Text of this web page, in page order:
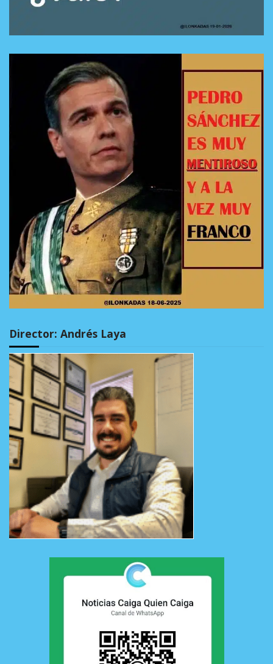
Director: Andrés Laya